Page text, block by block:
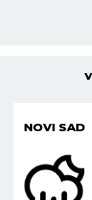
NOVI SAD